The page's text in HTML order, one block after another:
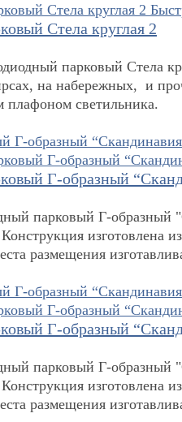
Стела круглая 2
парковый Стела
на набережных, и
плафоном светильника.
Г-образный
парковый Г-образный
изготовлена
размещения
Г-образный
парковый Г-образный
изготовлена
размещения